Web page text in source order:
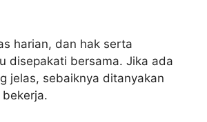
harian, dan hak serta
disepakati bersama. Jika ada
jelas, sebaiknya ditanyakan